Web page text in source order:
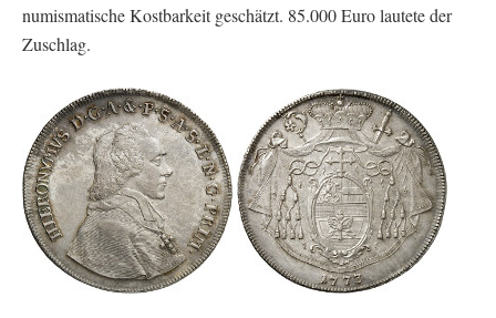
numismatische Kostbarkeit geschätzt. 85.000 Euro lautete der
Zuschlag.